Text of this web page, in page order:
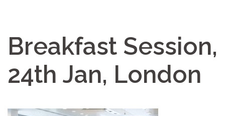
Breakfast Session,
24th Jan, London